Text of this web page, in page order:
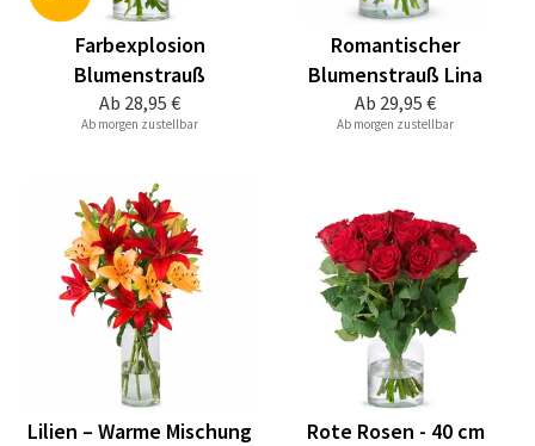
Ab 28,95 €
Farbexplosion
Blumenstrauß
Ab morgen zustellbar
Ab 29,95 €
Romantischer
Blumenstrauß Lina
Ab morgen zustellbar
Lilien – Warme Mischung Rote Rosen - 40 cm